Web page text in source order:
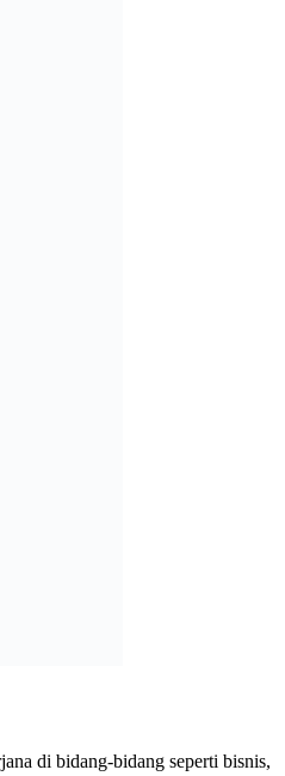
di bidang-bidang seperti bisnis,